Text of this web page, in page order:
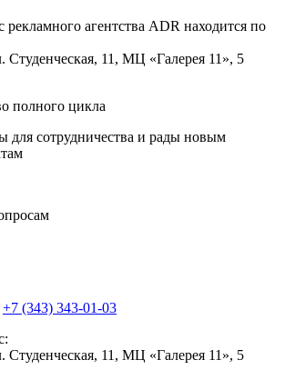
агентства ADR находится по
Студенческая, 11, МЦ «Галерея 11», 5
полного цикла
для сотрудничества и рады новым
+7 (343) 343-01-03
Студенческая, 11, МЦ «Галерея 11», 5